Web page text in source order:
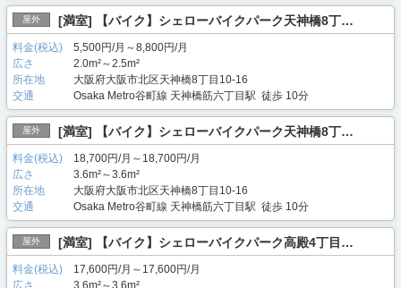
屋外 [満室] 【バイク】シェローバイクパーク天神橋8丁…
料金(税込)
5,500円/月～8,800円/月
広さ
2.0m²～2.5m²
所在地
大阪府大阪市北区天神橋8丁目10-16
交通
Osaka Metro谷町線 天神橋筋六丁目駅 徒歩 10分
屋外 [満室] 【バイク】シェローバイクパーク天神橋8丁…
料金(税込)
18,700円/月～18,700円/月
広さ
3.6m²～3.6m²
所在地
大阪府大阪市北区天神橋8丁目10-16
交通
Osaka Metro谷町線 天神橋筋六丁目駅 徒歩 10分
屋外 [満室] 【バイク】シェローバイクパーク高殿4丁目…
料金(税込)
17,600円/月～17,600円/月
広さ
3.6m²～3.6m²